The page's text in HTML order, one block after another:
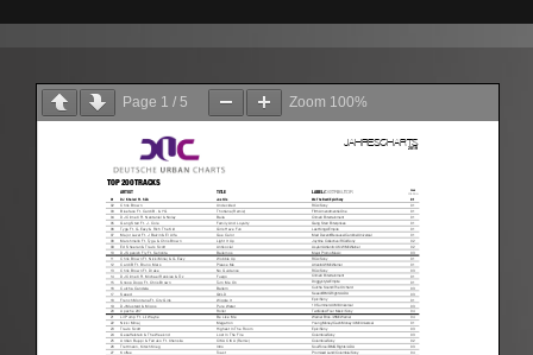
Page 1 / 5 Zoom 100%